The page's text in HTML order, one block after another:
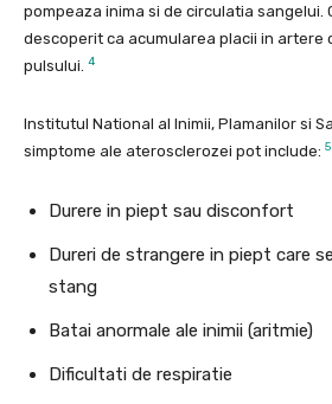
pompeaza inima si de circulatia sangelui.
descoperit ca acumularea placii in artere
pulsului.
4
Institutul National al Inimii, Plamanilor si
simptome ale aterosclerozei pot include: 5
Durere in piept sau disconfort
Dureri de strangere in piept care
stang
Batai anormale ale inimii (aritmie)
Dificultati de respiratie